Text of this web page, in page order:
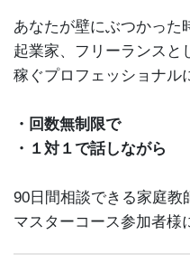
あなたが壁にぶつかった
起業家、フリーランスと
稼ぐプロフェッショナル
・回数無制限で
・１対１で話しながら
90日間相談できる家庭教
マスターコース参加者様